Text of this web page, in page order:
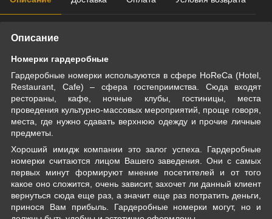
Описание
Номерки гардеробные
Гардеробные номерки используются в сфере HoReCa (Hotel,
Restaurant, Cafe) – сфера гостеприимства. Сюда входят
рестораны, кафе, ночные клубы, гостиницы, места
проведения культурно-массовых мероприятий, проще говоря,
места, где нужно сдавать верхнюю одежду и прочие личные
предметы.
Хороший имидж компании это залог успеха. Гардеробные
номерки считаются лицом Вашего заведения. Они с самых
первых минут формируют мнение посетителей и от того
какое оно сложится, очень зависит, захочет ли данный клиент
вернуться сюда еще раз, а значит еще раз потратить деньги,
принося Вам прибыль. Гардеробные номерки мoгут, но и